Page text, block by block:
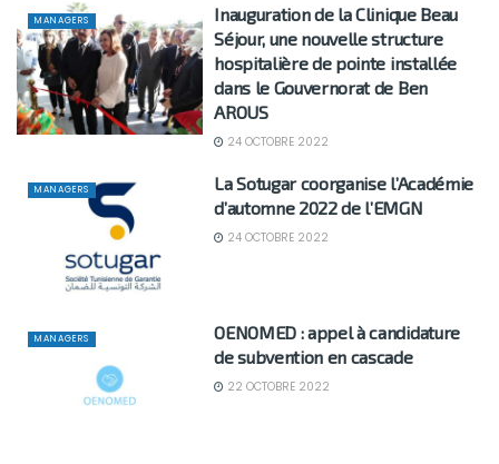
MANAGERS
Inauguration de la Clinique Beau
Séjour, une nouvelle structure
hospitalière de pointe installée
dans le Gouvernorat de Ben
AROUS
24 OCTOBRE 2022
MANAGERS
La Sotugar coorganise l’Académie
d’automne 2022 de l’EMGN
24 OCTOBRE 2022
MANAGERS
OENOMED : appel à candidature
de subvention en cascade
22 OCTOBRE 2022